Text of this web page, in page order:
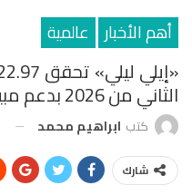
أهم الأخبار عالمية
الثاني من 2026 بدعم مبيعات «مونجارو» و«زيباوند»
كتب ابراهيم محمد
شارك